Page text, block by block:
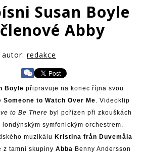
Susan Boyle
Abby
redakce
Boyle připravuje na konec října svou
Someone to Watch Over Me. Videoklip
to Be There byl pořízen při zkouškách
symfonickým orchestrem.
muzikálu Kristina från Duvemåla
z tamní skupiny Abba Benny Andersson